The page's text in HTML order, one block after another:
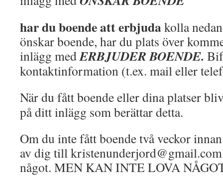
har du boende att erbjudakolla
önskar boende, har du plats över
inlägg medERBJUDER BOENDE.
kontaktinformation (t.ex. mail eller
När du fått boende eller dina platser
på ditt inlägg som berättar detta.
Om du inte fått boende två veckor
av dig till
något. MEN KAN INTE LOVA